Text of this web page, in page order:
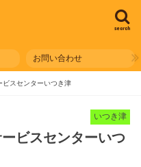
search
お問い合わせ
ビスセンターいつき津
いつき津
ビスセンターいつ